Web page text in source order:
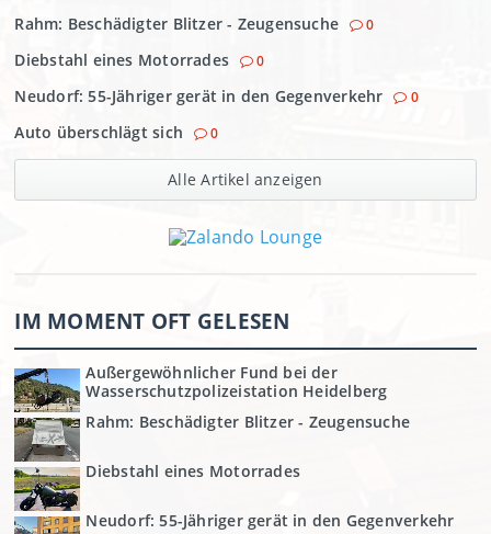
Rahm: Beschädigter Blitzer - Zeugensuche 0
Diebstahl eines Motorrades 0
Neudorf: 55-Jähriger gerät in den Gegenverkehr 0
Auto überschlägt sich 0
Alle Artikel anzeigen
IM MOMENT OFT GELESEN
Außergewöhnlicher Fund bei der
Wasserschutzpolizeistation Heidelberg
Rahm: Beschädigter Blitzer - Zeugensuche
Diebstahl eines Motorrades
Neudorf: 55-Jähriger gerät in den Gegenverkehr